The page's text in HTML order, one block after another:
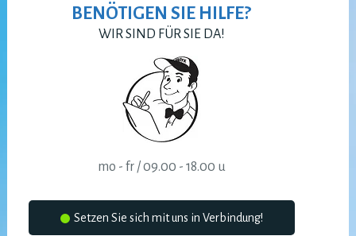
BENÖTIGEN SIE HILFE?
WIR SIND FÜR SIE DA!
mo - fr / 09.00 - 18.00 u
Setzen Sie sich mit uns in Verbindung!